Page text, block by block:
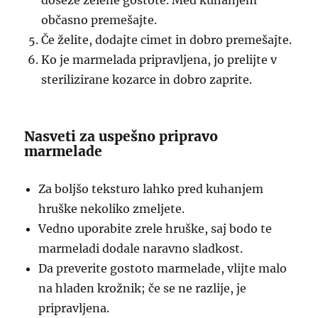
občasno premešajte.
Če želite, dodajte cimet in dobro premešajte.
Ko je marmelada pripravljena, jo prelijte v
sterilizirane kozarce in dobro zaprite.
Nasveti za uspešno pripravo
marmelade
Za boljšo teksturo lahko pred kuhanjem
hruške nekoliko zmeljete.
Vedno uporabite zrele hruške, saj bodo te
marmeladi dodale naravno sladkost.
Da preverite gostoto marmelade, vlijte malo
na hladen krožnik; če se ne razlije, je
pripravljena.